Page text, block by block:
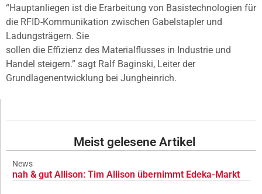
“Hauptanliegen ist die Erarbeitung von Basistechnologien für
die RFID-Kommunikation zwischen Gabelstapler und
Ladungsträgern. Sie
sollen die Effizienz des Materialflusses in Industrie und
Handel steigern.” sagt Ralf Baginski, Leiter der
Grundlagenentwicklung bei Jungheinrich.
Meist gelesene Artikel
News
nah & gut Allison: Tim Allison übernimmt Edeka-Markt